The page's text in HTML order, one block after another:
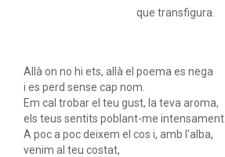
que transfigura.
Allà on no hi ets, allà el poema es nega
i es perd sense cap nom.
Em cal trobar el teu gust, la teva aroma,
els teus sentits poblant-me intensament.
A poc a poc deixem el cos i, amb l'alba,
venim al teu costat,